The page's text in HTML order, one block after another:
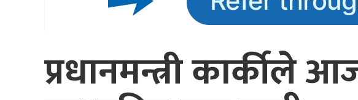
प्रधानमन्त्री कार्कीले